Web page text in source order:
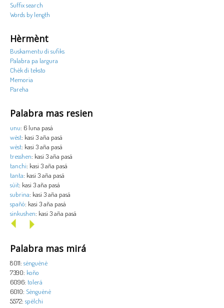
Suffix search
Words by length
Hèrmènt
Buskamentu di sufiks
Palabra pa largura
Chèk di teksto
Memoria
Pareha
Palabra mas resien
unu: 6 luna pasá
wèst: kasi 3 aña pasá
wèst: kasi 3 aña pasá
tresshen: kasi 3 aña pasá
tanchi: kasi 3 aña pasá
tanta: kasi 3 aña pasá
sùit: kasi 3 aña pasá
subrina: kasi 3 aña pasá
spañó: kasi 3 aña pasá
sinkushen: kasi 3 aña pasá
Palabra mas mirá
8011: sènguènè
7390: koño
6096: tolerá
6010: Sènguènè
5572: spèlchi